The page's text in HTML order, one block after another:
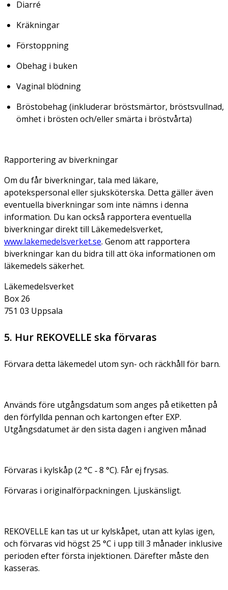
Diarré
Kräkningar
Förstoppning
Obehag i buken
Vaginal blödning
Bröstobehag (inkluderar bröstsmärtor, bröstsvullnad,
ömhet i brösten och/eller smärta i bröstvårta)
Rapportering av biverkningar
Om du får biverkningar, tala med läkare,
apotekspersonal eller sjuksköterska. Detta gäller även
eventuella biverkningar som inte nämns i denna
information. Du kan också rapportera eventuella
biverkningar direkt till Läkemedelsverket,
www.lakemedelsverket.se. Genom att rapportera
biverkningar kan du bidra till att öka informationen om
läkemedels säkerhet.
Läkemedelsverket
Box 26
751 03 Uppsala
5. Hur REKOVELLE ska förvaras
Förvara detta läkemedel utom syn- och räckhåll för barn.
Används före utgångsdatum som anges på etiketten på
den förfyllda pennan och kartongen efter EXP.
Utgångsdatumet är den sista dagen i angiven månad
Förvaras i kylskåp (2 °C ‑ 8 °C). Får ej frysas.
Förvaras i originalförpackningen. Ljuskänsligt.
REKOVELLE kan tas ut ur kylskåpet, utan att kylas igen,
och förvaras vid högst 25 °C i upp till 3 månader inklusive
perioden efter första injektionen. Därefter måste den
kasseras.